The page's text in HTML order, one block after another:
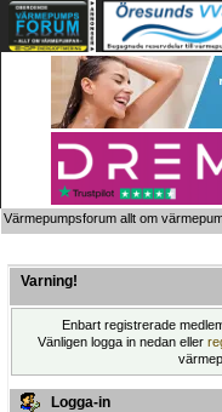
Värmepumpsforum allt om
Varning!
Enbart registrerade
Vänligen logga in nedan eller
Logga-in